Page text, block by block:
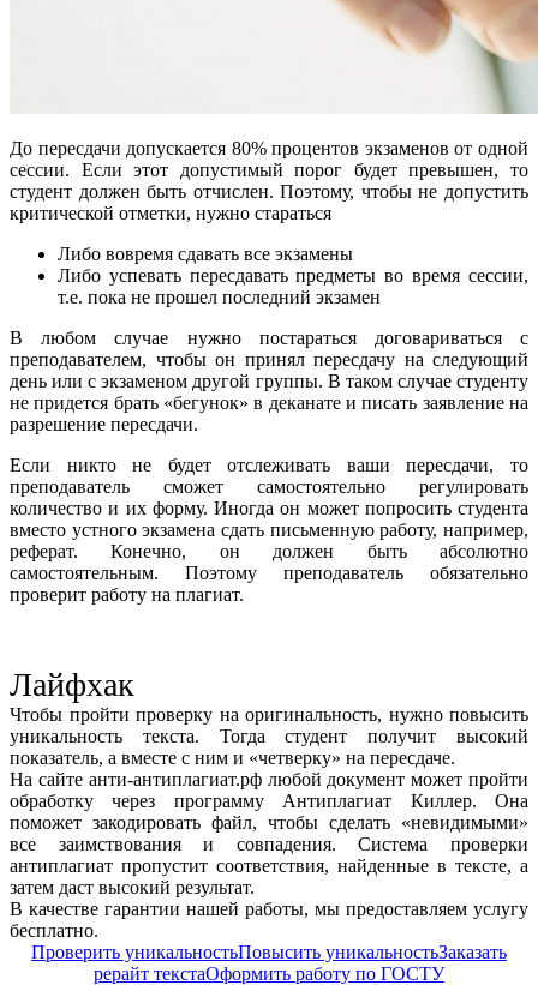
До пересдачи допускается 80% процентов экзаменов от одной
сессии. Если этот допустимый порог будет превышен, то
студент должен быть отчислен. Поэтому, чтобы не допустить
критической отметки, нужно стараться
Либо вовремя сдавать все экзамены
Либо успевать пересдавать предметы во время сессии,
т.е. пока не прошел последний экзамен
В любом случае нужно постараться договариваться с
преподавателем, чтобы он принял пересдачу на следующий
день или с экзаменом другой группы. В таком случае студенту
не придется брать «бегунок» в деканате и писать заявление на
разрешение пересдачи.
Если никто не будет отслеживать ваши пересдачи, то
преподаватель сможет самостоятельно регулировать
количество и их форму. Иногда он может попросить студента
вместо устного экзамена сдать письменную работу, например,
реферат. Конечно, он должен быть абсолютно
самостоятельным. Поэтому преподаватель обязательно
проверит работу на плагиат.
Лайфхак
Чтобы пройти проверку на оригинальность, нужно повысить
уникальность текста. Тогда студент получит высокий
показатель, а вместе с ним и «четверку» на пересдаче.
На сайте анти-антиплагиат.рф любой документ может пройти
обработку через программу Антиплагиат Киллер. Она
поможет закодировать файл, чтобы сделать «невидимыми»
все заимствования и совпадения. Система проверки
антиплагиат пропустит соответствия, найденные в тексте, а
затем даст высокий результат.
В качестве гарантии нашей работы, мы предоставляем услугу
бесплатно.
Проверить уникальностьПовысить уникальностьЗаказать
рерайт текстаОформить работу по ГОСТУ